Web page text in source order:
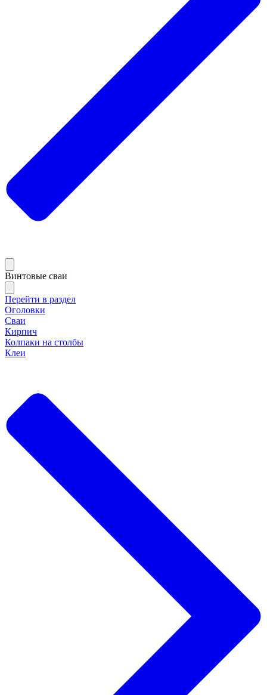
Винтовые сваи
Перейти в раздел
Оголовки
Сваи
Кирпич
Колпаки на столбы
Клеи